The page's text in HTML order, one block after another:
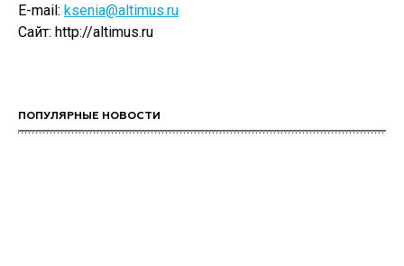
E-mail: ksenia@altimus.ru
Сайт: http://altimus.ru
ПОПУЛЯРНЫЕ НОВОСТИ